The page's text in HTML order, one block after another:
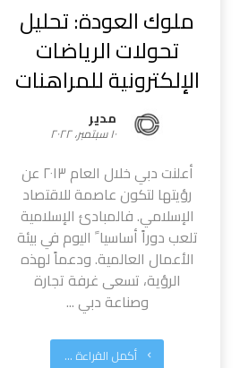
ملوك العودة: تحليل
تحولات الرياضات
الإلكترونية للمراهنات
مدیر
١٠ سبتمبر، ٢٠٢٢
أعلنت دبي خلال العام ٢٠١٣ عن
رؤيتها لتكون عاصمة للاقتصاد
الإسلامي. فالمبادئ الإسلامية
تلعب دوراً أساسيا ً اليوم في بيئة
الأعمال العالمية. ودعماً لهذه
الرؤية، تسعى غرفة تجارة
وصناعة دبي ...
أكمل القراءة ...